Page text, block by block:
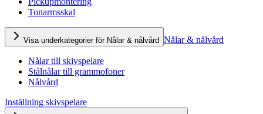
Tonarmsskal
Visa underkategorier för Nålar & nålvård Nålar & nålvård
Nålar till skivspelare
Stålnålar till grammofoner
Nålvård
Inställning skivspelare